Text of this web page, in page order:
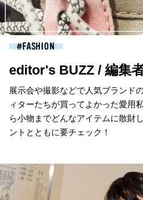
FASHION
editor's BUZZ / 編集
展示会や撮影などで人気ブランド
ィターたちが買ってよかった愛用
ら小物までどんなアイテムに散財
ントとともに要チェック！